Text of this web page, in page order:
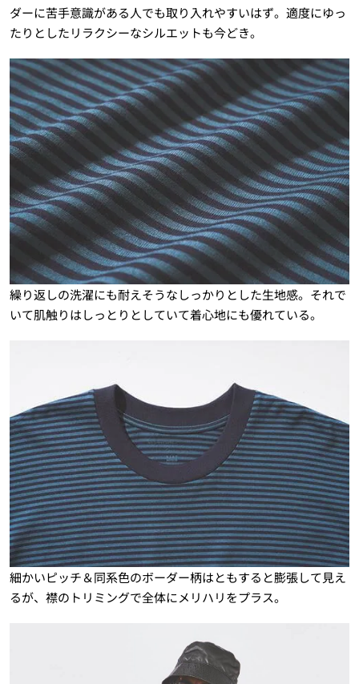
ダーに苦手意識がある人でも取り入れやすいはず。適度にゆっ
たりとしたリラクシーなシルエットも今どき。
繰り返しの洗濯にも耐えそうなしっかりとした生地感。それで
いて肌触りはしっとりとしていて着心地にも優れている。
細かいピッチ＆同系色のボーダー柄はともすると膨張して見え
るが、襟のトリミングで全体にメリハリをプラス。